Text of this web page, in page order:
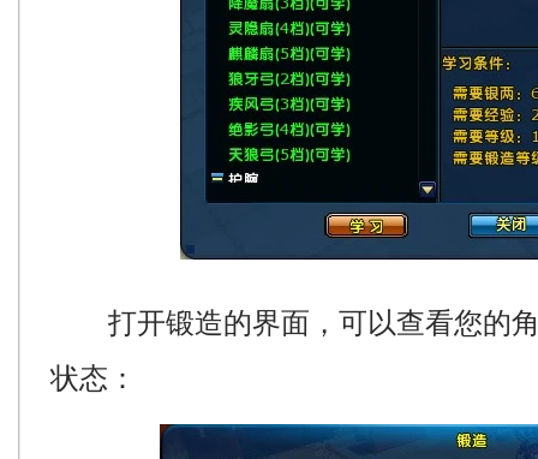
打开锻造的界面，可以查看您的角
状态：